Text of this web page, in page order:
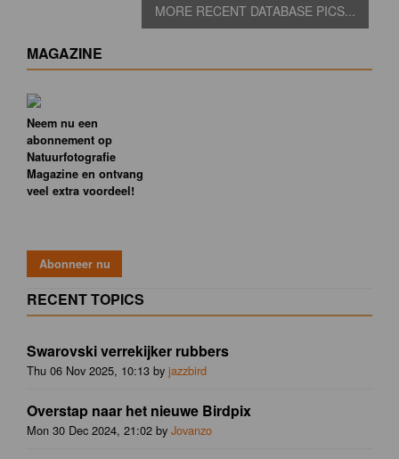
MORE RECENT DATABASE PICS...
MAGAZINE
Neem nu een
abonnement op
Natuurfotografie
Magazine en ontvang
veel extra voordeel!
RECENT TOPICS
Swarovski verrekijker rubbers
Thu 06 Nov 2025, 10:13 by jazzbird
Overstap naar het nieuwe Birdpix
Mon 30 Dec 2024, 21:02 by Jovanzo